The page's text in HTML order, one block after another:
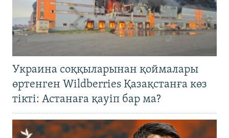
Украина соққыларынан қоймалары
өртенген Wildberries Қазақстанға көз
тікті: Астанаға қауіп бар ма?